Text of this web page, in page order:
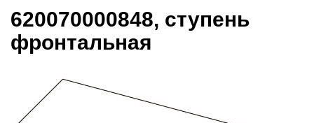
620070000848, ступень
фронтальная